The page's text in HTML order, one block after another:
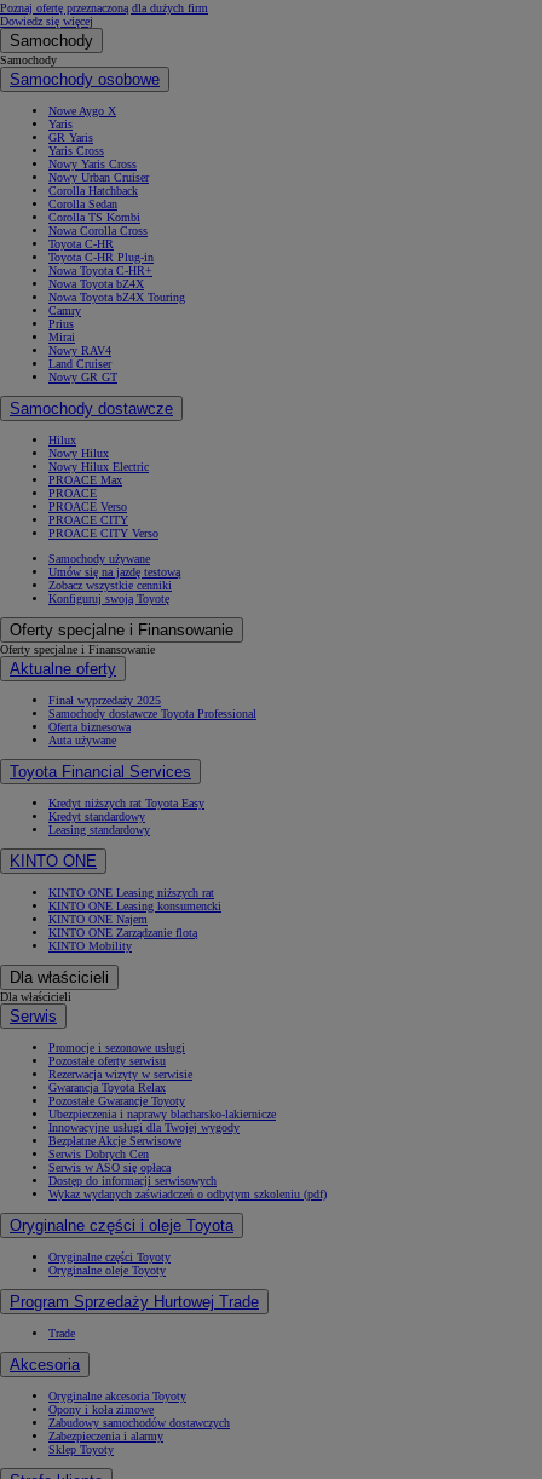
Poznaj ofertę przeznaczoną dla dużych firm
Dowiedz się więcej
Samochody
Samochody
Samochody osobowe
Nowe Aygo X
Yaris
GR Yaris
Yaris Cross
Nowy Yaris Cross
Nowy Urban Cruiser
Corolla Hatchback
Corolla Sedan
Corolla TS Kombi
Nowa Corolla Cross
Toyota C-HR
Toyota C-HR Plug-in
Nowa Toyota C-HR+
Nowa Toyota bZ4X
Nowa Toyota bZ4X Touring
Camry
Prius
Mirai
Nowy RAV4
Land Cruiser
Nowy GR GT
Samochody dostawcze
Hilux
Nowy Hilux
Nowy Hilux Electric
PROACE Max
PROACE
PROACE Verso
PROACE CITY
PROACE CITY Verso
Samochody używane
Umów się na jazdę testową
Zobacz wszystkie cenniki
Konfiguruj swoją Toyotę
Oferty specjalne i Finansowanie
Oferty specjalne i Finansowanie
Aktualne oferty
Finał wyprzedaży 2025
Samochody dostawcze Toyota Professional
Oferta biznesowa
Auta używane
Toyota Financial Services
Kredyt niższych rat Toyota Easy
Kredyt standardowy
Leasing standardowy
KINTO ONE
KINTO ONE Leasing niższych rat
KINTO ONE Leasing konsumencki
KINTO ONE Najem
KINTO ONE Zarządzanie flotą
KINTO Mobility
Dla właścicieli
Dla właścicieli
Serwis
Promocje i sezonowe usługi
Pozostałe oferty serwisu
Rezerwacja wizyty w serwisie
Gwarancja Toyota Relax
Pozostałe Gwarancje Toyoty
Ubezpieczenia i naprawy blacharsko-lakiernicze
Innowacyjne usługi dla Twojej wygody
Bezpłatne Akcje Serwisowe
Serwis Dobrych Cen
Serwis w ASO się opłaca
Dostęp do informacji serwisowych
Wykaz wydanych zaświadczeń o odbytym szkoleniu (pdf)
Oryginalne części i oleje Toyota
Oryginalne części Toyoty
Oryginalne oleje Toyoty
Program Sprzedaży Hurtowej Trade
Trade
Akcesoria
Oryginalne akcesoria Toyoty
Opony i koła zimowe
Zabudowy samochodów dostawczych
Zabezpieczenia i alarmy
Sklep Toyoty